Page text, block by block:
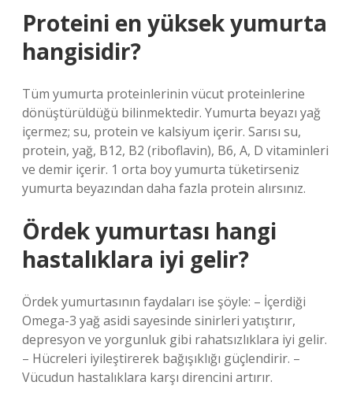
Proteini en yüksek yumurta
hangisidir?
Tüm yumurta proteinlerinin vücut proteinlerine
dönüştürüldüğü bilinmektedir. Yumurta beyazı yağ
içermez; su, protein ve kalsiyum içerir. Sarısı su,
protein, yağ, B12, B2 (riboflavin), B6, A, D vitaminleri
ve demir içerir. 1 orta boy yumurta tüketirseniz
yumurta beyazından daha fazla protein alırsınız.
Ördek yumurtası hangi
hastalıklara iyi gelir?
Ördek yumurtasının faydaları ise şöyle: – İçerdiği
Omega-3 yağ asidi sayesinde sinirleri yatıştırır,
depresyon ve yorgunluk gibi rahatsızlıklara iyi gelir.
– Hücreleri iyileştirerek bağışıklığı güçlendirir. –
Vücudun hastalıklara karşı direncini artırır.